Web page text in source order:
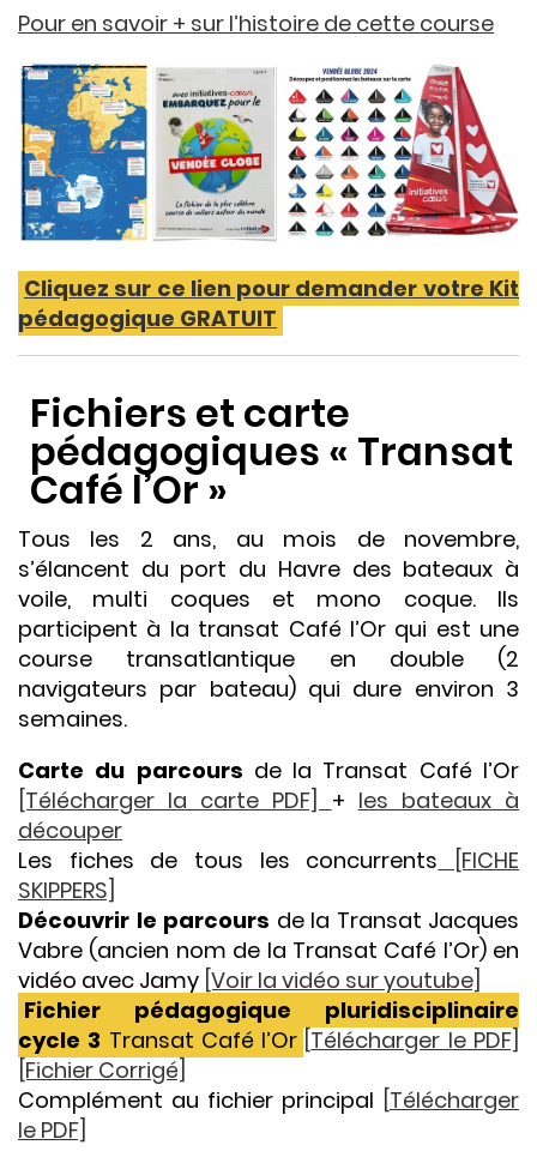
Pour en savoir + sur l’histoire de cette course
Cliquez sur ce lien pour demander votre Kit
pédagogique GRATUIT
Fichiers et carte
pédagogiques « Transat
Café l’Or »
Tous les 2 ans, au mois de novembre,
s’élancent du port du Havre des bateaux à
voile, multi coques et mono coque. Ils
participent à la transat Café l’Or qui est une
course transatlantique en double (2
navigateurs par bateau) qui dure environ 3
semaines.
Carte du parcours de la Transat Café l’Or
[Télécharger la carte PDF] + les bateaux à
découper
Les fiches de tous les concurrents [FICHE
SKIPPERS]
Découvrir le parcours de la Transat Jacques
Vabre (ancien nom de la Transat Café l’Or) en
vidéo avec Jamy [Voir la vidéo sur youtube]
Fichier pédagogique pluridisciplinaire
cycle 3 Transat Café l’Or Télécharger le PDF]
[Fichier Corrigé]
Complément au fichier principal Télécharger
le PDF]